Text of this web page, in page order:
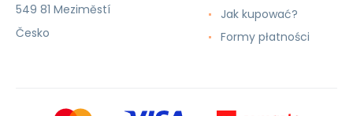
549 81 Meziměstí
Česko
Jak kupować?
Formy płatności